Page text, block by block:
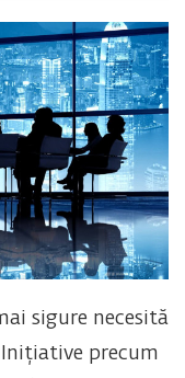
sigure necesită
precum